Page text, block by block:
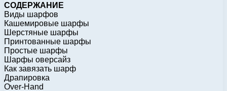
СОДЕРЖАНИЕ
Виды шарфов
Кашемировые шарфы
Шерстяные шарфы
Принтованные шарфы
Простые шарфы
Шарфы оверсайз
Как завязать шарф
Драпировка
Over-Hand